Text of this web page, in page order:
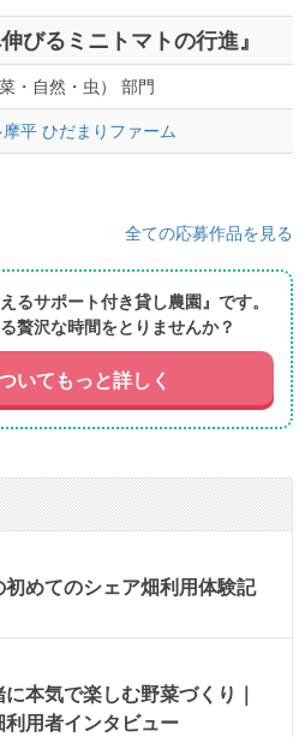
伸びるミニトマトの行進』
・自然・虫） 部門
平 ひだまりファーム
全ての応募作品を見る
るサポート付き貸し農園』です。
贅沢な時間をとりませんか？
いてもっと詳しく
初めてのシェア畑利用体験記
本気で楽しむ野菜づくり｜
利用者インタビュー